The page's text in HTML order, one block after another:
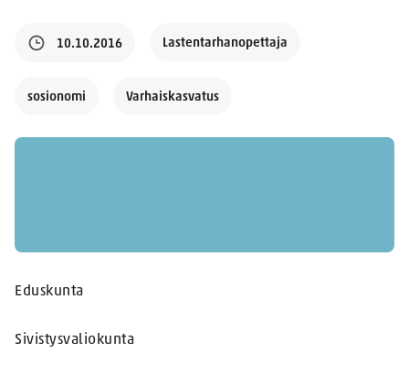
10.10.2016 Lastentarhanopettaja
sosionomi Varhaiskasvatus
Eduskunta
Sivistysvaliokunta